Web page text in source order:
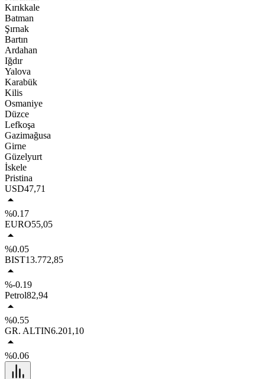
Kırıkkale
Batman
Şırnak
Bartın
Ardahan
Iğdır
Yalova
Karabük
Kilis
Osmaniye
Düzce
Lefkoşa
Gazimağusa
Girne
Güzelyurt
İskele
Pristina
USD47,71
%0.17
EURO55,05
%0.05
BIST13.772,85
%-0.19
Petrol82,94
%0.55
GR. ALTIN6.201,10
%0.06